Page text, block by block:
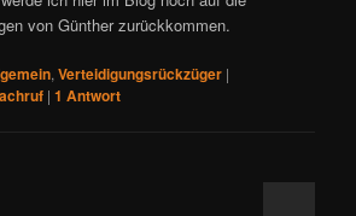
von Günther zurückkommen.
,Verteidigungsrückzüger |
|1 Antwort